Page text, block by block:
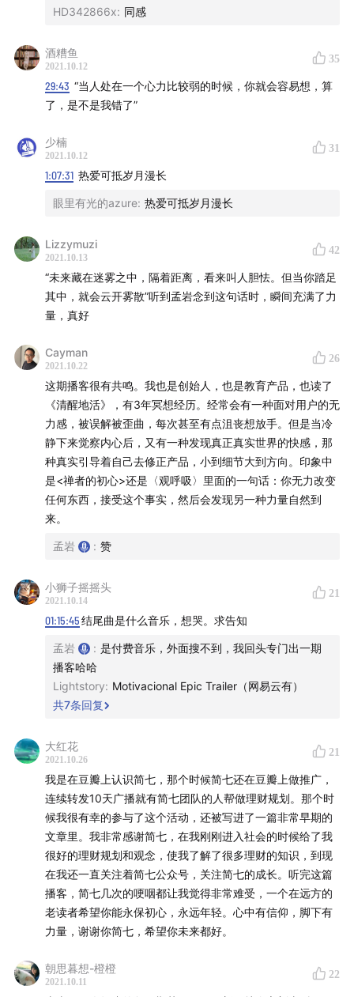
2.如何对待要把事情做到100%符合价值观？
创业的时候有一段时期特别想让所有事情都符合价值观，但
事情总有难以平衡的时候，很痛苦，自我解压去参加抄经小
组，当时带领老师不认识我，也不知道我在做什么事情，只
是观察了我几次，然后对我说: 不要把你的自尊带进你做的事
的过程中，已经偏离了做事本身，而掉入了自我影子游戏
里。
3.认错，真的是特别特别好的礼物🎁
最终还是无法做到流量式创业，做了放弃。之后一度特别想
把事情重新做一遍，短暂的重新开始后，身体各种抗拒，最
终停下来反思，读书，独处了一年。像简七说的，把那些过
气。
真正的去直面过去的错误，去理解他人的不同，惭愧心升
起，又挣扎了一段时间，给自己留了很长的时间去道歉，跟
投资人，合伙人，深度用户道歉，交流……这个过程学习特
别大，发现自己真正学会倾听，和看到价值观局限的一面，
以及真正该坚持的事情。
后来，再次遇到贵人，他告诉我: 自由不是做自己喜欢的事，
识到你有无限的回应能力，自我消融，融入事情，事情自会
找到它的生长方式，不费力的。另外，生命有阶段，美好的
事物需要时间喂养，不要着急。
最最最后，特别想隔空抱抱简七。一直相信敏感柔软的人文
关怀者，是这个世界给人类的礼物。提醒我们一些跟钱无
关，跟增长无关的重要事情。
一下子啰嗦多了，刷屏勿怪[破涕为笑]
HD342866x: 同感
酒糟鱼
2021.10.12
35
29:43 “当人处在一个心力比较弱的时候，你就会容易想，算
了，是不是我错了”
少楠
2021.10.12
31
1:07:31 热爱可抵岁月漫长
眼里有光的azure: 热爱可抵岁月漫长
Lizzymuzi
2021.10.13
42
“未来藏在迷雾之中，隔着距离，看来叫人胆怯。但当你踏足
其中，就会云开雾散”听到孟岩念到这句话时，瞬间充满了力
量，真好
Cayman
2021.10.22
26
这期播客很有共鸣。我也是创始人，也是教育产品，也读了
《清醒地活》，有3年冥想经历。经常会有一种面对用户的无
力感，被误解被歪曲，每次甚至有点沮丧想放手。但是当冷
静下来觉察内心后，又有一种发现真正真实世界的快感，那
种真实引导着自己去修正产品，小到细节大到方向。印象中
是<禅者的初心>还是〈观呼吸〉里面的一句话：你无力改变
任何东西，接受这个事实，然后会发现另一种力量自然到
来。
孟岩 : 赞
小狮子摇摇头
2021.10.14
21
01:15:45结尾曲是什么音乐，想哭。求告知
孟岩 : 是付费音乐，外面搜不到，我回头专门出一期
播客哈哈
Lightstory: Motivacional Epic Trailer（网易云有）
共7条回复
大红花
2021.10.26
21
我是在豆瓣上认识简七，那个时候简七还在豆瓣上做推广，
连续转发10天广播就有简七团队的人帮做理财规划。那个时
候我很有幸的参与了这个活动，还被写进了一篇非常早期的
文章里。我非常感谢简七，在我刚刚进入社会的时候给了我
很好的理财规划和观念，使我了解了很多理财的知识，到现
在我还一直关注着简七公众号，关注简七的成长。听完这篇
播客，简七几次的哽咽都让我觉得非常难受，一个在远方的
老读者希望你能永保初心，永远年轻。心中有信仰，脚下有
力量，谢谢你简七，希望你未来都好。
朝思暮想-橙橙
2021.10.11
22